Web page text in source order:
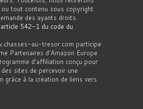
tout contenu sous copyright
des ayants droits.
542-1 du code du
au-tresor.com participe
Partenaires d’Amazon Europe
d’affiliation conçu pour
sites de percevoir une
grâce à la création de liens vers